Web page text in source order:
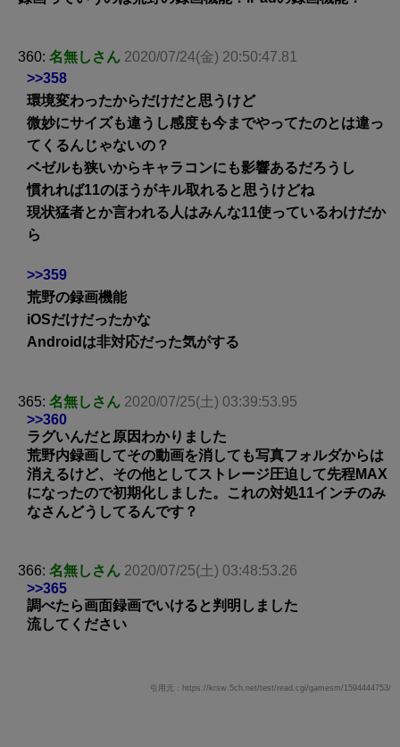
360: 名無しさん 2020/07/24(金) 20:50:47.81
>>358
環境変わったからだけだと思うけど
微妙にサイズも違うし感度も今までやってたのとは違っ
てくるんじゃないの？
ベゼルも狭いからキャラコンにも影響あるだろうし
慣れれば11のほうがキル取れると思うけどね
現状猛者とか言われる人はみんな11使っているわけだか
ら
>>359
荒野の録画機能
iOSだけだったかな
Androidは非対応だった気がする
365: 名無しさん 2020/07/25(土) 03:39:53.95
>>360
ラグいんだと原因わかりました
荒野内録画してその動画を消しても写真フォルダからは
消えるけど、その他としてストレージ圧迫して先程MAX
になったので初期化しました。これの対処11インチのみ
なさんどうしてるんです？
366: 名無しさん 2020/07/25(土) 03:48:53.26
>>365
調べたら画面録画でいけると判明しました
流してください
引用元：https://krsw.5ch.net/test/read.cgi/gamesm/1594444753/